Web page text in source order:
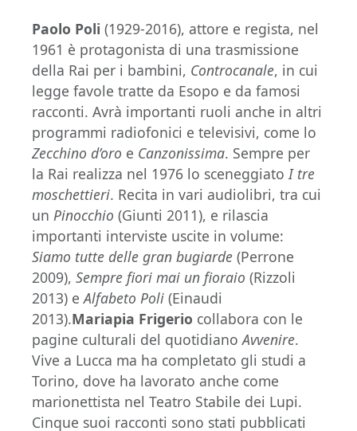
Paolo Poli (1929-2016), attore e regista, nel
1961 è protagonista di una trasmissione
della Rai per i bambini, Controcanale, in cui
legge favole tratte da Esopo e da famosi
racconti. Avrà importanti ruoli anche in altri
programmi radiofonici e televisivi, come lo
Zecchino d’oro e Canzonissima. Sempre per
la Rai realizza nel 1976 lo sceneggiatoI tre
moschettieri. Recita in vari audiolibri, tra cui
un Pinocchio (Giunti 2011), e rilascia
importanti interviste uscite in volume:
Siamo tutte delle gran bugiarde (Perrone
2009), Sempre fiori mai un fioraio (Rizzoli
2013) eAlfabeto Poli (Einaudi
2013).Mariapia Frigerio collabora con le
pagine culturali del quotidianoAvvenire.
Vive a Lucca ma ha completato gli studi a
Torino, dove ha lavorato anche come
marionettista nel Teatro Stabile dei Lupi.
Cinque suoi racconti sono stati pubblicati